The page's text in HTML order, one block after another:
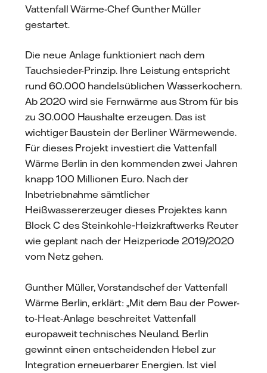
Vattenfall Wärme-Chef Gunther Müller
gestartet.
Die neue Anlage funktioniert nach dem
Tauchsieder-Prinzip. Ihre Leistung entspricht
rund 60.000 handelsüblichen Wasserkochern.
Ab 2020 wird sie Fernwärme aus Strom für bis
zu 30.000 Haushalte erzeugen. Das ist
wichtiger Baustein der Berliner Wärmewende.
Für dieses Projekt investiert die Vattenfall
Wärme Berlin in den kommenden zwei Jahren
knapp 100 Millionen Euro. Nach der
Inbetriebnahme sämtlicher
Heißwassererzeuger dieses Projektes kann
Block C des Steinkohle‐Heizkraftwerks Reuter
wie geplant nach der Heizperiode 2019/2020
vom Netz gehen.
Gunther Müller, Vorstandschef der Vattenfall
Wärme Berlin, erklärt: „Mit dem Bau der Power-
to-Heat-Anlage beschreitet Vattenfall
europaweit technisches Neuland. Berlin
gewinnt einen entscheidenden Hebel zur
Integration erneuerbarer Energien. Ist viel